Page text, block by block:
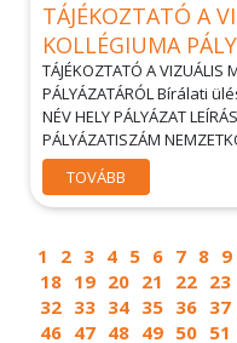
TÁJÉKOZTATÓ A
KOLLÉGIUMA
TÁJÉKOZTATÓ A VIZUÁLIS
PÁLYÁZATÁRÓL Bírálati
NÉV HELY PÁLYÁZAT
PÁLYÁZATISZÁM
TOVÁBB
1 2 3 4 5 6 7 8 9
18 19 20 21 22 23
32 33 34 35 36 37
46 47 48 49 50 51